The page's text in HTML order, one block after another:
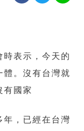
時表示，今天的
體。沒有台灣就
有國家
年，已經在台灣